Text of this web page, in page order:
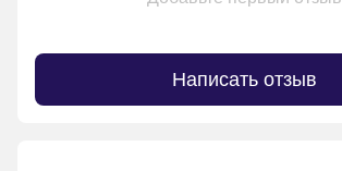
Написать отзыв